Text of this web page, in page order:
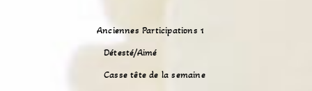
Anciennes Participations 1
Détesté/Aimé
Casse tête de la semaine